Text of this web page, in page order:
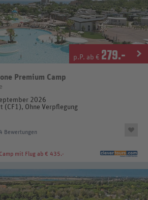
p.P. ab € 279.-
Premium Camp
2026
(CF1), Ohne Verpflegung
Bewertungen
mit Flug ab € 435.-